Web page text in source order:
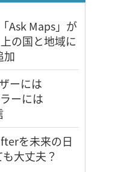
Ask Maps」が
の国と地域に
加
ーには
ーには
を未来の日
大丈夫？